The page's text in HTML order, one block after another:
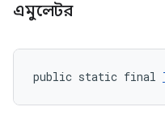
এমুলেটর
public static final